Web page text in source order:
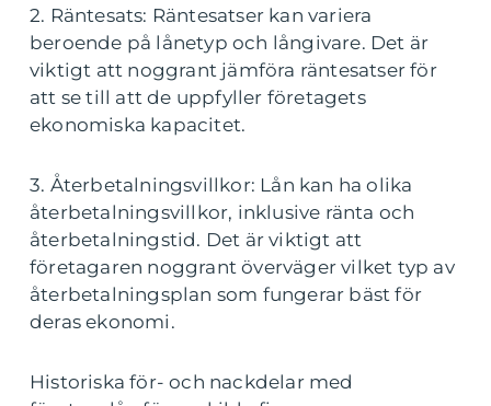
2. Räntesats: Räntesatser kan variera
beroende på lånetyp och långivare. Det är
viktigt att noggrant jämföra räntesatser för
att se till att de uppfyller företagets
ekonomiska kapacitet.
3. Återbetalningsvillkor: Lån kan ha olika
återbetalningsvillkor, inklusive ränta och
återbetalningstid. Det är viktigt att
företagaren noggrant överväger vilket typ av
återbetalningsplan som fungerar bäst för
deras ekonomi.
Historiska för- och nackdelar med